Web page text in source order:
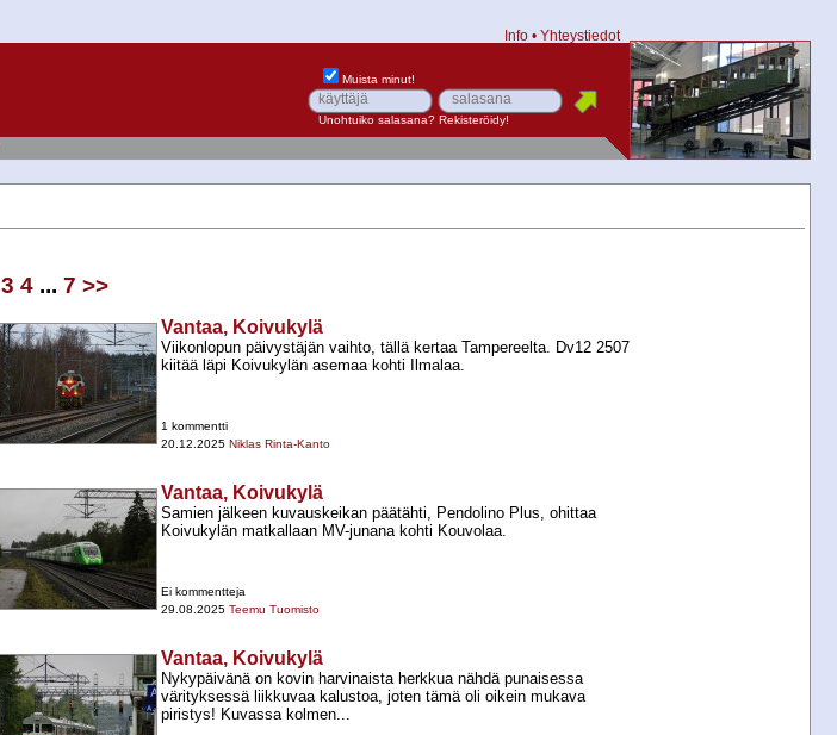
Info • Yhteystiedot
Muista minut!
Unohtuiko salasana? Rekisteröidy!
3 4 ... 7 >>
Vantaa, Koivukylä
Viikonlopun päivystäjän vaihto, tällä kertaa Tampereelta. Dv12 2507
kiitää läpi Koivukylän asemaa kohti Ilmalaa.
1 kommentti
20.12.2025 Niklas Rinta-Kanto
Vantaa, Koivukylä
Samien jälkeen kuvauskeikan päätähti, Pendolino Plus, ohittaa
Koivukylän matkallaan MV-​junana kohti Kouvolaa.
Ei kommentteja
29.08.2025 Teemu Tuomisto
Vantaa, Koivukylä
Nykypäivänä on kovin harvinaista herkkua nähdä punaisessa
värityksessä liikkuvaa kalustoa, joten tämä oli oikein mukava
piristys! Kuvassa kolmen...